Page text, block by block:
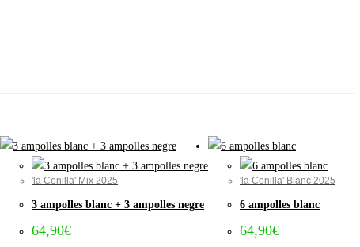
'la Conilla' Mix 2025
3 ampolles blanc + 3 ampolles negre
64,90€
'la Conilla' Blanc 2025
6 ampolles blanc
64,90€